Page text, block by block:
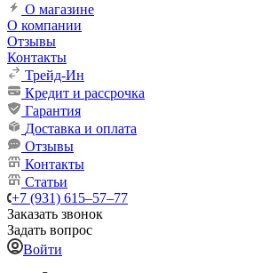
О магазине
О компании
Отзывы
Контакты
Трейд-Ин
Кредит и рассрочка
Гарантия
Доставка и оплата
Отзывы
Контакты
Статьи
+7 (931) 615‒57‒77
Заказать звонок
Задать вопрос
Войти